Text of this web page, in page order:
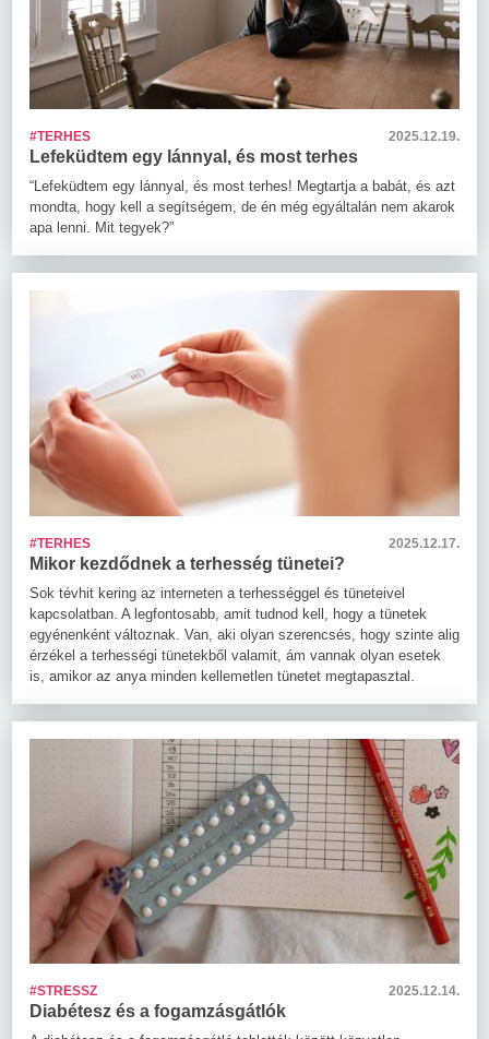
#TERHES 2025.12.19.
Lefeküdtem egy lánnyal, és most terhes
“Lefeküdtem egy lánnyal, és most terhes! Megtartja a babát, és azt
mondta, hogy kell a segítségem, de én még egyáltalán nem akarok
apa lenni. Mit tegyek?”
#TERHES 2025.12.17.
Mikor kezdődnek a terhesség tünetei?
Sok tévhit kering az interneten a terhességgel és tüneteivel
kapcsolatban. A legfontosabb, amit tudnod kell, hogy a tünetek
egyénenként változnak. Van, aki olyan szerencsés, hogy szinte alig
érzékel a terhességi tünetekből valamit, ám vannak olyan esetek
is, amikor az anya minden kellemetlen tünetet megtapasztal.
#STRESSZ 2025.12.14.
Diabétesz és a fogamzásgátlók